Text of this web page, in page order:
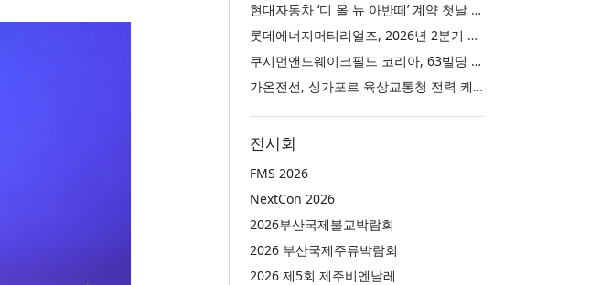
현대자동차 ‘디 올 뉴 아반떼’ 계약 첫날 1만 대 돌파
롯데에너지머티리얼즈, 2026년 2분기 실적 발표… 전분기 대비 매출 증대
쿠시먼앤드웨이크필드 코리아, 63빌딩 통합 MD·공간 전략 수립 과정과 구현 사례 소개
가온전선, 싱가포르 육상교통청 전력 케이블 첫 공급 계약
전시회
FMS 2026
NextCon 2026
2026부산국제불교박람회
2026 부산국제주류박람회
2026 제5회 제주비엔날레